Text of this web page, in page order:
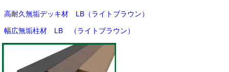
高耐久無垢デッキ材 LB（ライトブラウン）
幅広無垢柱材 LB （ライトブラウン）